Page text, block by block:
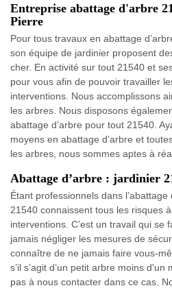
Entreprise abattage d'arbre
Pierre
Pour tous travaux en abattage
son équipe de jardinier proposent
cher. En activité sur tout 21540 et
pour vous afin de pouvoir travailler
interventions. Nous accomplissons
les arbres. Nous disposons
abattage d’arbre pour tout 21540.
moyens en abattage d’arbre et
les arbres, nous sommes aptes à
Abattage d’arbre : jardinier
Étant professionnels dans
21540 connaissent tous les risques
interventions. C’est un travail qui se
jamais négliger les mesures de
connaître de ne jamais faire vous-
s’il s’agit d’un petit arbre moins d'un
pas à nous contacter dans ce cas.